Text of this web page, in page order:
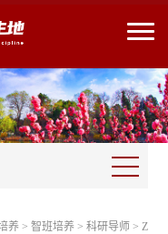
养 > 智班培养 > 科研导师> Z